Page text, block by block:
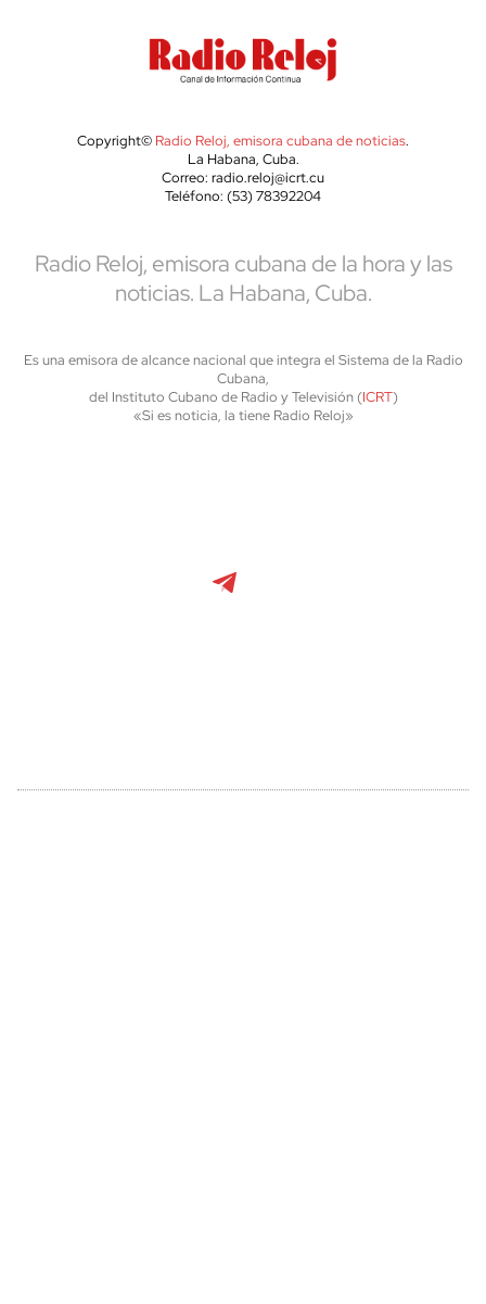
Copyright© Radio Reloj, emisora cubana de noticias.
La Habana, Cuba.
Correo: radio.reloj@icrt.cu
Teléfono: (53) 78392204
Radio Reloj, emisora cubana de la hora y las
noticias. La Habana, Cuba.
Es una emisora de alcance nacional que integra el Sistema de la Radio
Cubana,
del Instituto Cubano de Radio y Televisión (ICRT)
«Si es noticia, la tiene Radio Reloj»